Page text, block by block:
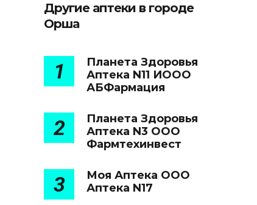
Другие аптеки в городе
Орша
1
Планета Здоровья
Аптека N11 ИООО
АБФармация
2
Планета Здоровья
Аптека N3 ООО
Фармтехинвест
3
Моя Аптека ООО
Аптека N17